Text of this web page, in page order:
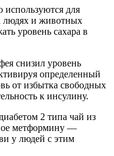
используются для
людях и животных
уровень сахара в
снизил уровень
определенный
от избытка свободных
к инсулину.
2 типа чай из
метформину —
у людей с этим